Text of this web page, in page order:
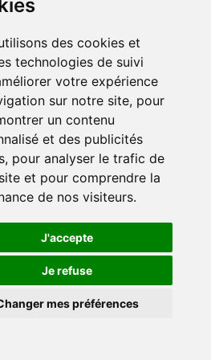
des cookies et
technologies de suivi
votre expérience
sur notre site, pour
un contenu
et des publicités
pour analyser le trafic de
et pour comprendre la
de nos visiteurs.
J'accepte
Je refuse
mes préférences
des cookies et
technologies de suivi
votre expérience
sur notre site, pour
un contenu
et des publicités
pour analyser le trafic de
et pour comprendre la
de nos visiteurs.
J'accepte
Je refuse
mes préférences